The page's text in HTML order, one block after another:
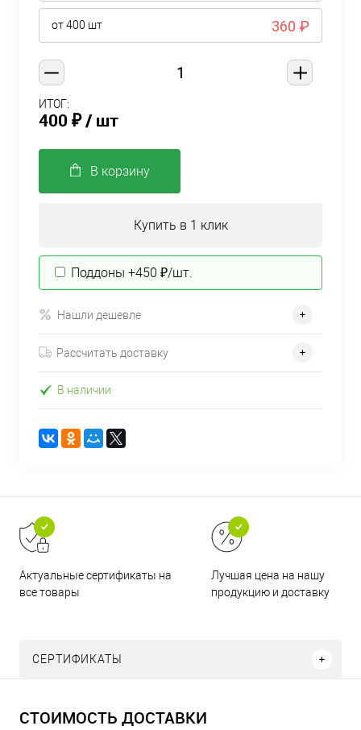
от 400 шт 360 ₽
ИТОГ:
400 ₽/ шт
В корзину
Купить в 1 клик
Поддоны +450 ₽/шт.
Нашли дешевле
Рассчитать доставку
В наличии
Актуальные сертификаты на
все товары
Лучшая цена на нашу
продукцию и доставку
СЕРТИФИКАТЫ
СТОИМОСТЬ ДОСТАВКИ